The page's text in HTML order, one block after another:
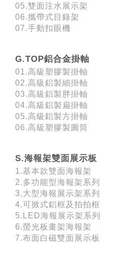
05.雙面注水展示架
06.攜帶式目錄架
07.手動扣眼機
G.TOP鋁合金掛軸
01.高級塑膠製掛軸
02.高級鋁製細掛軸
03.高級鋁製胖掛軸
04.高級鋁製扁掛軸
05.高級鋁製方掛軸
06.高級塑膠製圖筒
S.海報架雙面展示板
1.基本款雙面海報架
2.多功能型海報架系列
3.大型海報展示架系列
4.可掀式鋁框及拍拍框
5.LED海報展示架系列
6.螢光板畫架海報架
7.布面白磁雙面展示板